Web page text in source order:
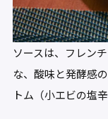
ソースは、フレン
な、酸味と発酵感
トム（小エビの塩